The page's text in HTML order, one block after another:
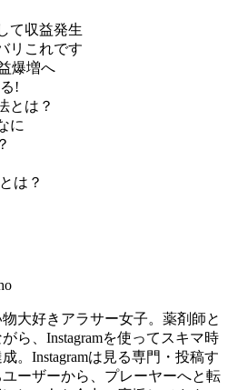
て収益発生
リこれです
爆増へ
!
とは？
に
は？
大好きアラサー女子。薬剤師と
ら、Instagramを使って スキマ時
。 Instagramは見る専門・投稿す
ーザーから、プレーヤーへと転